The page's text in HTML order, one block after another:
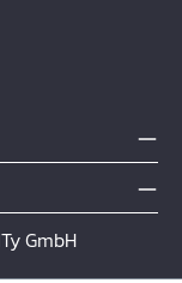
GmbH